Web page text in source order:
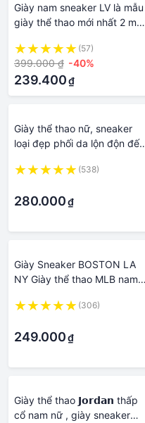
Giày nam sneaker LV là mẫu
giày thể thao mới nhất 2 màu
trọng đế cao su chỉ máy
chắc chắn
(57)
399.000 ₫ -40%
239.400₫
Giày thể thao nữ, sneaker
loại đẹp phối da lộn độn đế
năng động
(538)
280.000₫
Giày Sneaker BOSTON LA
NY Giày thể thao MLB nam
(306)
249.000₫
Giày thể thao 𝗝𝗼𝗿𝗱𝗮𝗻 thấp
cổ nam nữ , giày sneaker